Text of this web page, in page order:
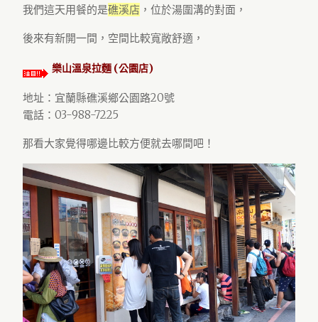
我們這天用餐的是礁溪店 ，位於湯圍溝的對面，
後來有新開一間，空間比較寬敞舒適，
樂山溫泉拉麵 (公園店)
地址：宜蘭縣礁溪鄉公園路20號
電話：03-988-7225
那看大家覺得哪邊比較方便就去哪間吧！